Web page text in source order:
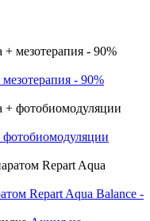
- 90%
фотобиомодуляции
Repart Aqua Balance -